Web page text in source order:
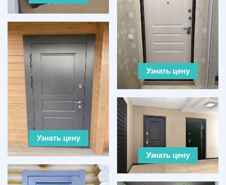
Узнать цену
Узнать цену
Узнать цену